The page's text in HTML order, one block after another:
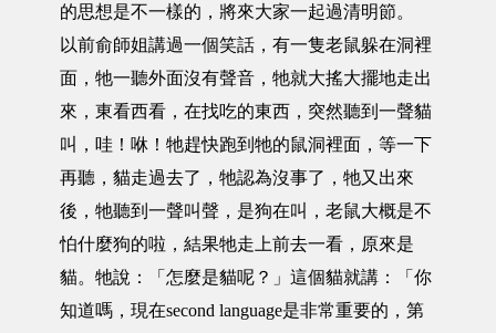
的思想是不一樣的，將來大家一起過清明節。
以前俞師姐講過一個笑話，有一隻老鼠躲在洞裡
面，牠一聽外面沒有聲音，牠就大搖大擺地走出
來，東看西看，在找吃的東西，突然聽到一聲貓
叫，哇！咻！牠趕快跑到牠的鼠洞裡面，等一下
再聽，貓走過去了，牠認為沒事了，牠又出來
後，牠聽到一聲叫聲，是狗在叫，老鼠大概是不
怕什麼狗的啦，結果牠走上前去一看，原來是
貓。牠說：「怎麼是貓呢？」這個貓就講：「你
知道嗎，現在second language是非常重要的，第